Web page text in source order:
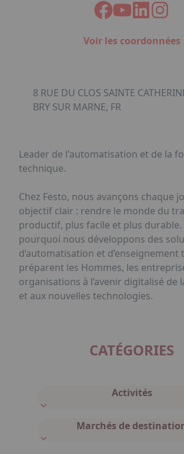
Voir les coordonnées
8 RUE DU CLOS SAINTE
BRY SUR MARNE, FR
Leader de l'automatisation et de la
technique.
Chez Festo, nous avançons chaque
objectif clair : rendre le monde du
productif, plus facile et plus durable.
pourquoi nous développons des
d’automatisation et d’enseignement
préparent les Hommes, les
organisations à l’avenir digitalisé de
et aux nouvelles technologies.
CATÉGORIES
Activités
Marchés de